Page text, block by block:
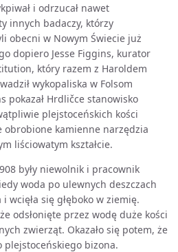
i odrzucał nawet
innych badaczy, którzy
obecni w Nowym Świecie już
dopiero Jesse Figgins, kurator
który razem z Haroldem
wykopaliska w Folsom
pokazał Hrdličce stanowisko
plejstoceńskich kości
obrobione kamienne narzędzia
liściowatym kształcie.
były niewolnik i pracownik
woda po ulewnych deszczach
wcięła się głęboko w ziemię.
odsłonięte przez wodę duże kości
zwierząt. Okazało się potem, że
plejstoceńskiego bizona.